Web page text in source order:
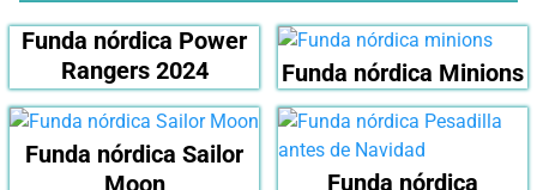
Funda nórdica Power
Rangers 2024
Funda nórdica Minions
Funda nórdica Sailor
Funda nórdica